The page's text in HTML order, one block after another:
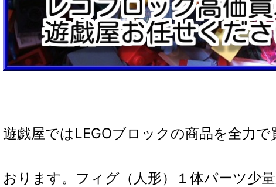
遊戯屋ではLEGOブロックの商品を全力で
おります。フィグ（人形）１体パーツ少